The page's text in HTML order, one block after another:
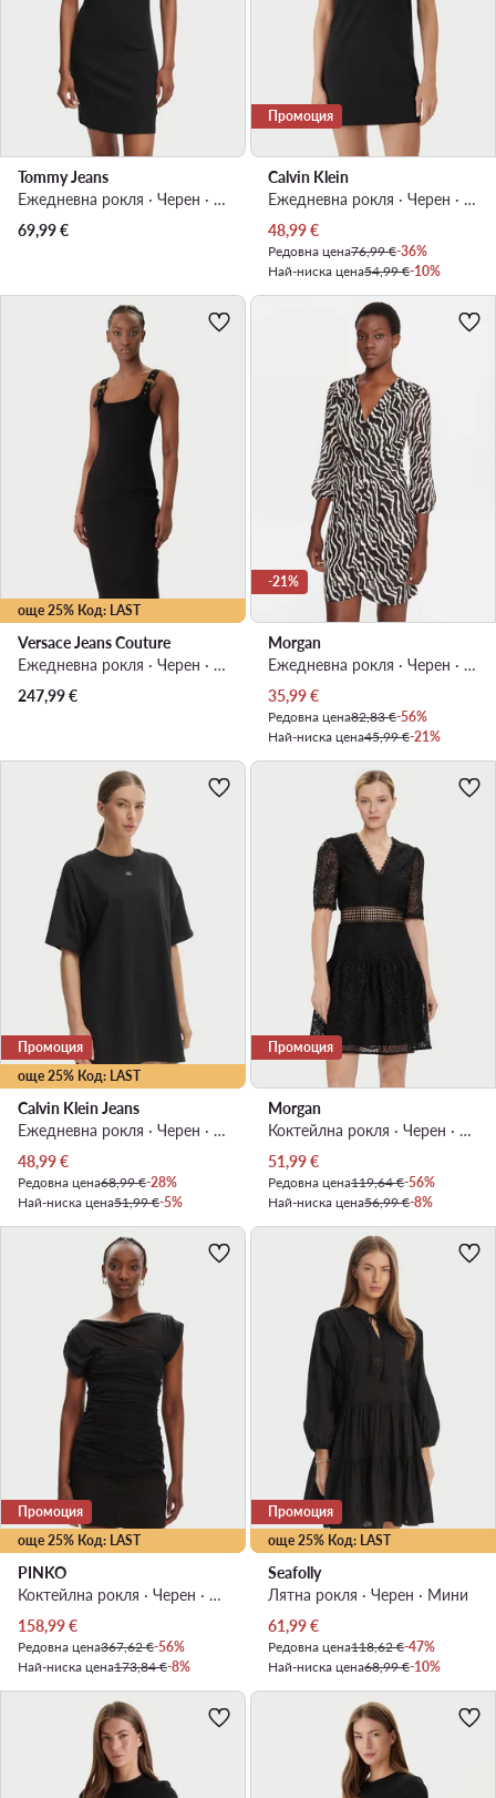
Tommy Jeans
Ежедневна рокля · Черен · Мини
69,99€
Промоция
Calvin Klein
Ежедневна рокля · Черен · Мини
Актуална цена
48,99€
Редовна цена76,99 €-36%
Най-ниска цена54,99 €-10%
още 25% Код: LAST
Versace Jeans Couture
Ежедневна рокля · Черен · Мини
247,99€
-21%
Morgan
Ежедневна рокля · Черен · Мини
Актуална цена
35,99€
Редовна цена82,83 €-56%
Най-ниска цена45,99 €-21%
още 25% Код: LAST
Промоция
Calvin Klein Jeans
Ежедневна рокля · Черен · Мини
Актуална цена
48,99€
Редовна цена68,99 €-28%
Най-ниска цена51,99 €-5%
Промоция
Morgan
Коктейлна рокля · Черен · Мини
Актуална цена
51,99€
Редовна цена119,64 €-56%
Най-ниска цена56,99 €-8%
още 25% Код: LAST
Промоция
PINKO
Коктейлна рокля · Черен · Мини
Актуална цена
158,99€
Редовна цена367,62 €-56%
Най-ниска цена173,84 €-8%
още 25% Код: LAST
Промоция
Seafolly
Лятна рокля · Черен · Мини
Актуална цена
61,99€
Редовна цена118,62 €-47%
Най-ниска цена68,99 €-10%